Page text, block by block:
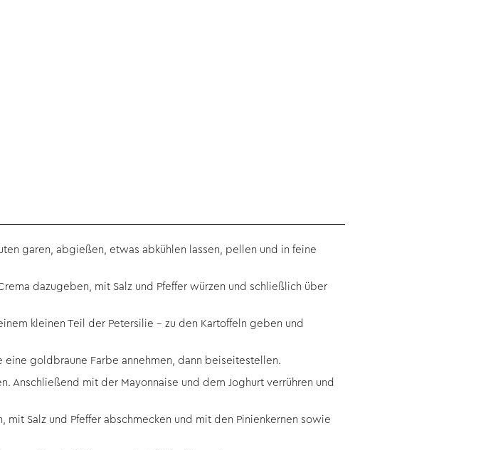
garen, abgießen, etwas abkühlen lassen, pellen und in feine
dazugeben, mit Salz und Pfeffer würzen und schließlich über
kleinen Teil der Petersilie – zu den Kartoffeln geben und
eine goldbraune Farbe annehmen, dann beiseitestellen.
Anschließend mit der Mayonnaise und dem Joghurt verrühren und
Salz und Pfeffer abschmecken und mit den Pinienkernen sowie